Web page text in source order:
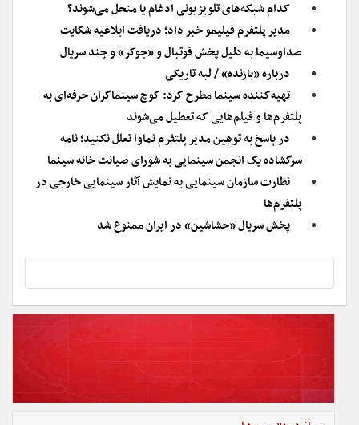
کدام شبکه‌های تلویزیونی ادغام یا منحل می‌شوند؟
مدیر پلتفرم فیلیمو خبر داد؛ دریافت ابلاغیه شکایت
صداوسیما به دلیل پخش فوتبال و «جوکر» و چند سریال
درباره «بازنده» / لبه تاریکی
تهیه‌کننده سینما مطرح کرد: کوچ سینماگران حرفه‌ای به
پلتفرم‌ها و فیلم‌هایی که تعطیل می‌شوند
در پاسخ به توهین مدیر پلتفرم نماوا تعلل نکنید؛ نامه
سرگشاده یک انجمن سینمایی به شورای صیانت خانه سینما
نظارت سازمان سینمایی به نمایش آثار سینمایی خارجی در
پلتفرم‌ها
پخش سریال «حشاشین» در ایران ممنوع شد